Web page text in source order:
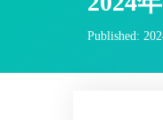
Published: